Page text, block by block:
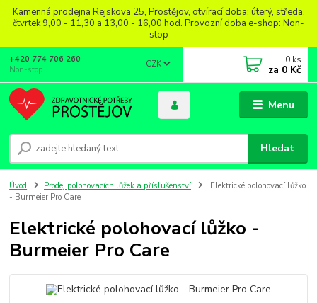
Kamenná prodejna Rejskova 25, Prostějov, otvírací doba: úterý, středa,
čtvrtek 9,00 - 11,30 a 13,00 - 16,00 hod. Provozní doba e-shop: Non-
stop
Menu
CZK
Hledat
+420 774 706 260
Non-stop
0 ks
za 0 Kč
Úvod Prodej polohovacích lůžek a příslušenství
Elektrické polohovací lůžko
- Burmeier Pro Care
Elektrické polohovací lůžko -
Burmeier Pro Care